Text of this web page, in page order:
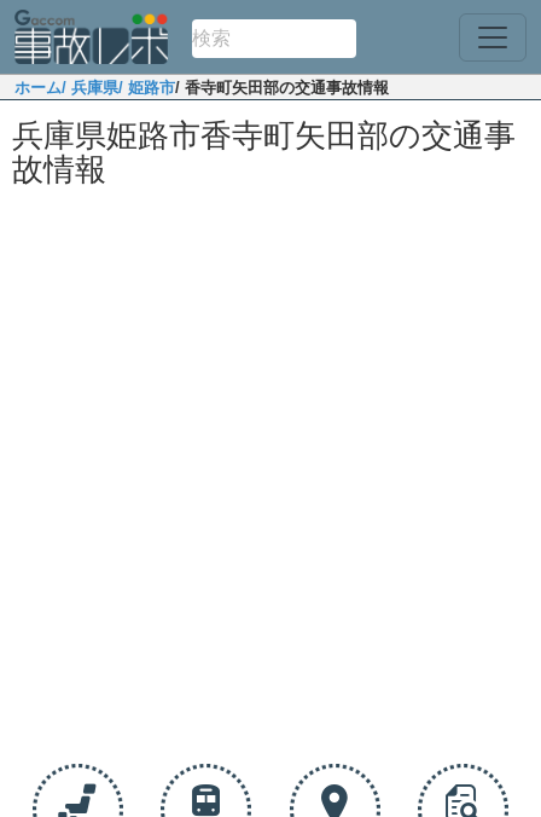
ホーム/ 兵庫県/ 姫路市/ 香寺町矢田部の交通事故情報
兵庫県姫路市香寺町矢田部の交通事
故情報